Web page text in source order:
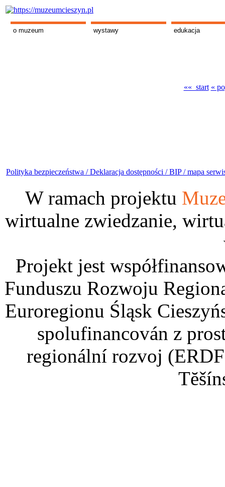
o muzeum wystawy edukacja
«« start «
Polityka bezpieczeństwa /Deklaracja dostępności /BIP /mapa
W ramach projektu
wirtualne zwiedzanie,
Projekt jest
Funduszu Rozwoju
Euroregionu Śląsk
spolufinancován z
regionální rozvoj